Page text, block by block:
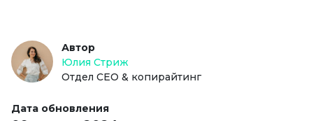
Автор
Юлия Стриж
Отдел СЕО & копирайтинг
Дата обновления